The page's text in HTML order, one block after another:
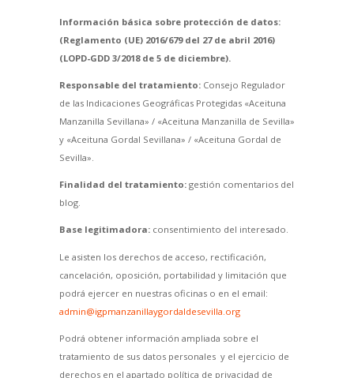
Información básica sobre protección de datos:
(Reglamento (UE) 2016/679 del 27 de abril 2016)
(LOPD-GDD 3/2018 de 5 de diciembre).
Responsable del tratamiento:Consejo Regulador
de las Indicaciones Geográficas Protegidas «Aceituna
Manzanilla Sevillana» / «Aceituna Manzanilla de Sevilla»
y «Aceituna Gordal Sevillana» / «Aceituna Gordal de
Sevilla».
Finalidad del tratamiento:gestión comentarios del
blog.
Base legitimadora:consentimiento del interesado.
Le asisten los derechos de acceso, rectificación,
cancelación, oposición, portabilidad y limitación que
podrá ejercer en nuestras oficinas o en el email:
admin@igpmanzanillaygordaldesevilla.org
Podrá obtener información ampliada sobre el
tratamiento de sus datos personales y el ejercicio de
derechos en el apartado política de privacidad de